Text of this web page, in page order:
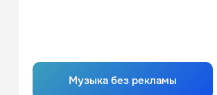
Музыка без рекламы